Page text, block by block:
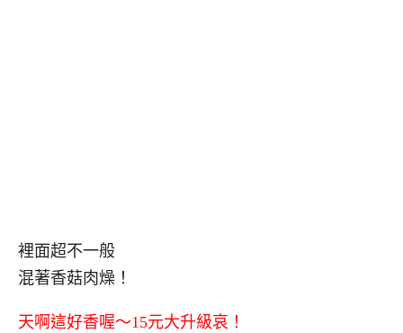
裡面超不一般
混著香菇肉燥！
天啊這好香喔～15元大升級哀！